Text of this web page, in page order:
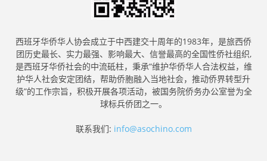
西班牙华侨华人协会成立于中西建交十周年的1983年，是旅西侨
团历史最长、实力最强、影响最大、信誉最高的全国性侨社组织,
是西班牙华侨社会的中流砥柱，秉承“维护华侨华人合法权益，维
护华人社会安定团结，帮助侨胞融入当地社会，推动侨界转型升
级”的工作宗旨，积极开展各项活动，被国务院侨务办公室誉为全
球标兵侨团之一。
联系我们: info@asochino.com